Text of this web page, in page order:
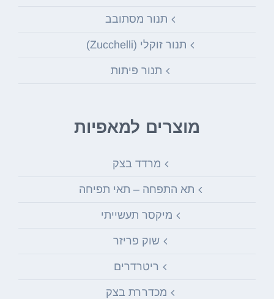
תנור מסתובב
תנור זוקלי (Zucchelli)
תנור פיתות
מוצרים למאפיות
מרדד בצק
תא התפחה – תאי תפיחה
מיקסר תעשייתי
שוק פריזר
ריטרדרים
מכדררת בצק